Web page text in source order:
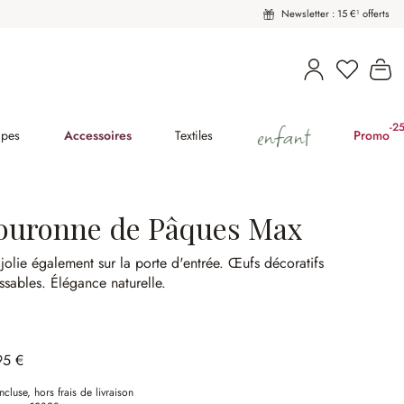
Newsletter : 15 €¹ offerts
Vous
Accessoires Textiles enfant Promo-
de Pâques Max
jolie également sur la porte d'entrée.Œufs décoratifs
Élégance naturelle.
€
hors frais de livraison